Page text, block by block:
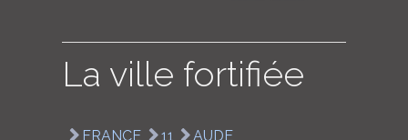
LOGIN
La ville fortifiée
FRANCE 11
AUDE